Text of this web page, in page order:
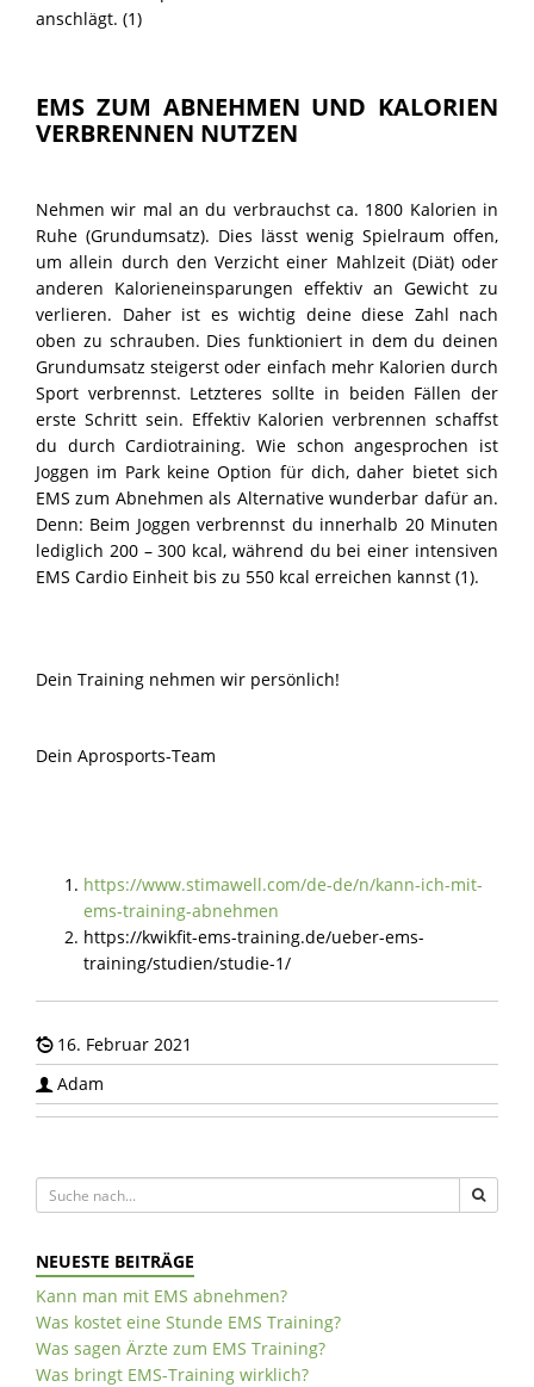
anschlägt. (1)
EMS ZUM ABNEHMEN UND KALORIEN
VERBRENNEN NUTZEN
Nehmen wir mal an du verbrauchst ca. 1800 Kalorien in
Ruhe (Grundumsatz). Dies lässt wenig Spielraum offen,
um allein durch den Verzicht einer Mahlzeit (Diät) oder
anderen Kalorieneinsparungen effektiv an Gewicht zu
verlieren. Daher ist es wichtig deine diese Zahl nach
oben zu schrauben. Dies funktioniert in dem du deinen
Grundumsatz steigerst oder einfach mehr Kalorien durch
Sport verbrennst. Letzteres sollte in beiden Fällen der
erste Schritt sein. Effektiv Kalorien verbrennen schaffst
du durch Cardiotraining. Wie schon angesprochen ist
Joggen im Park keine Option für dich, daher bietet sich
EMS zum Abnehmen als Alternative wunderbar dafür an.
Denn: Beim Joggen verbrennst du innerhalb 20 Minuten
lediglich 200 – 300 kcal, während du bei einer intensiven
EMS Cardio Einheit bis zu 550 kcal erreichen kannst (1).
Dein Training nehmen wir persönlich!
Dein Aprosports-Team
https://www.stimawell.com/de-de/n/kann-ich-mit-
ems-training-abnehmen
https://kwikfit-ems-training.de/ueber-ems-
training/studien/studie-1/
16. Februar 2021
Adam
NEUESTE BEITRÄGE
Kann man mit EMS abnehmen?
Was kostet eine Stunde EMS Training?
Was sagen Ärzte zum EMS Training?
Was bringt EMS-Training wirklich?